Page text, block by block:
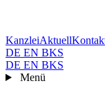
KanzleiAktuell
DE EN BKS
DE EN BKS
Menü